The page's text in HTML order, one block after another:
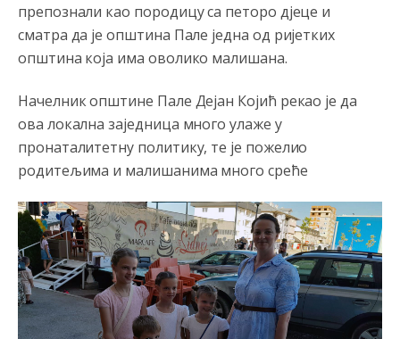
препознали као породицу са петоро д‌јеце и
сматра да је општина Пале једна од ријетких
општина која има оволико малишана.
Начелник општине Пале Дејан Којић рекао је да
ова локална заједница много улаже у
пронаталитетну политику, те је пожелио
родитељима и малишанима много среће